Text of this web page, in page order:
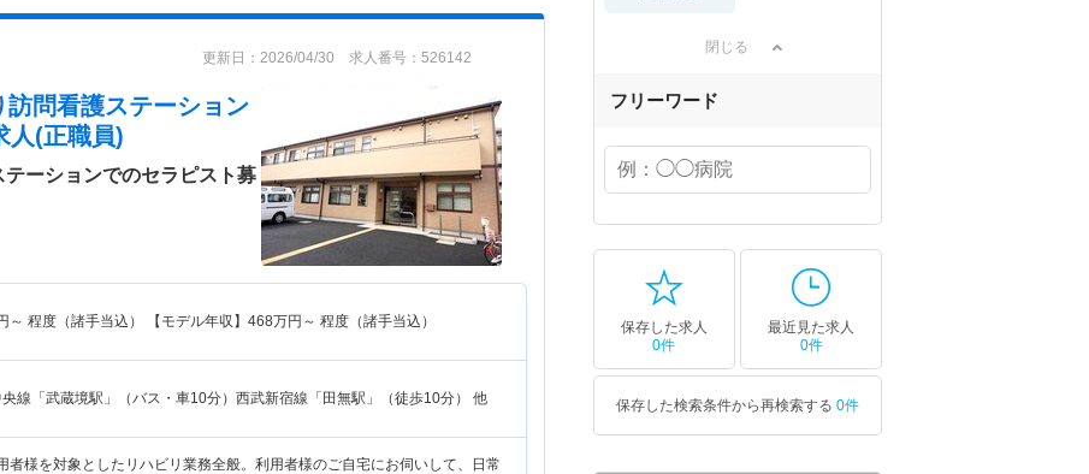
更新日：2026/04/30 求人番号：526142
問看護ステーション
人(正職員)
ーションでのセラピスト募
～ 程度（諸手当込） 【モデル年収】 468万円～ 程度（諸手当込）
央線「武蔵境駅」（バス・車10分）西武新宿線「田無駅」（徒歩10分） 他
者様を対象としたリハビリ業務全般。利用者様のご自宅にお伺いして、日常
閉じる
フリーワード
保存した求人
0件
最近見た求人
0件
保存した検索条件から再検索する 0件